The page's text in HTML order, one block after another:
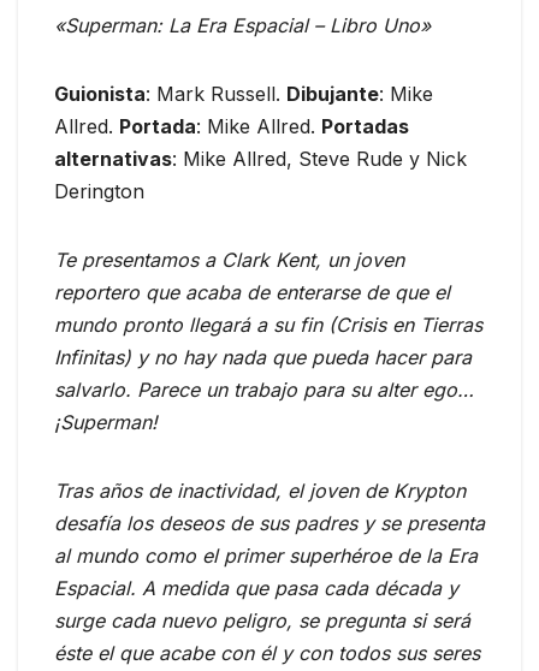
«Superman: La Era Espacial – Libro Uno»
Guionista: Mark Russell. Dibujante: Mike
Allred. Portada: Mike Allred. Portadas
alternativas: Mike Allred, Steve Rude y Nick
Derington
Te presentamos a Clark Kent, un joven
reportero que acaba de enterarse de que el
mundo pronto llegará a su fin (Crisis en Tierras
Infinitas) y no hay nada que pueda hacer para
salvarlo. Parece un trabajo para su alter ego…
¡Superman!
Tras años de inactividad, el joven de Krypton
desafía los deseos de sus padres y se presenta
al mundo como el primer superhéroe de la Era
Espacial. A medida que pasa cada década y
surge cada nuevo peligro, se pregunta si será
éste el que acabe con él y con todos sus seres